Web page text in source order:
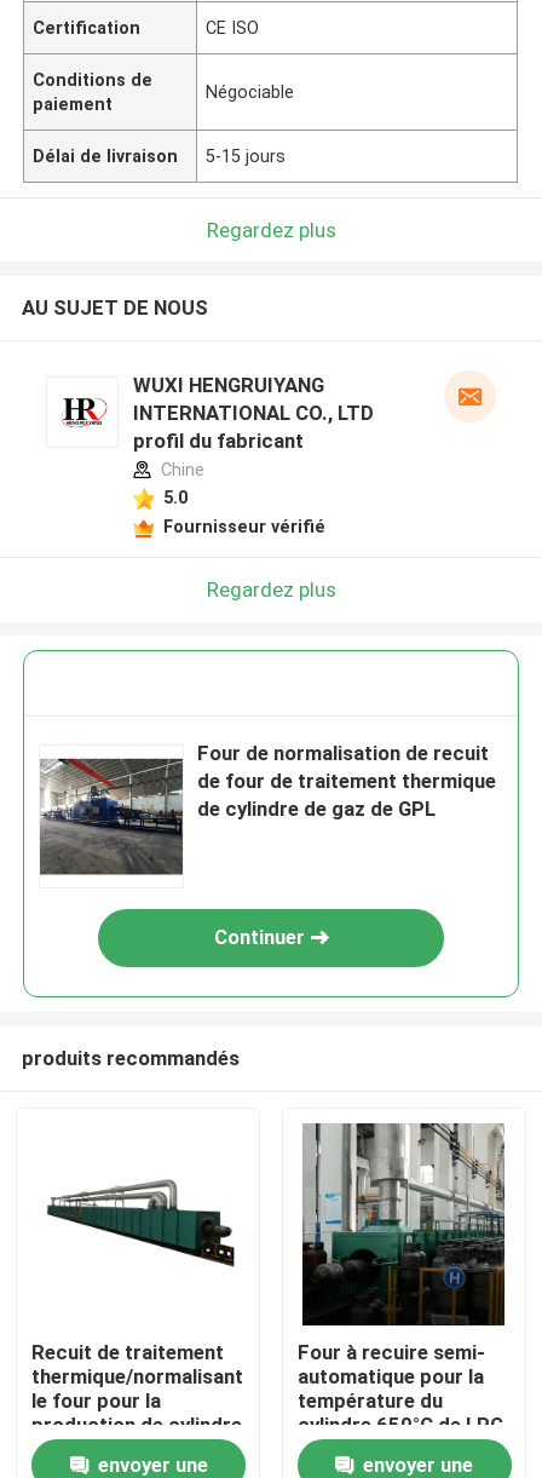
Certification CE ISO
Conditions de
paiement
Négociable
Délai de livraison 5-15 jours
Regardez plus
AU SUJET DE NOUS
WUXI HENGRUIYANG
INTERNATIONAL CO., LTD
profil du fabricant
Chine
5.0
Fournisseur vérifié
Regardez plus
Four de normalisation de recuit
de four de traitement thermique
de cylindre de gaz de GPL
Continuer
produits recommandés
Recuit de traitement
thermique/normalisant
le four pour la
production de cylindre
de gaz de LPG
envoyer une
Four à recuire semi-
automatique pour la
température du
cylindre 650°C de LPG
de la chambre
envoyer une